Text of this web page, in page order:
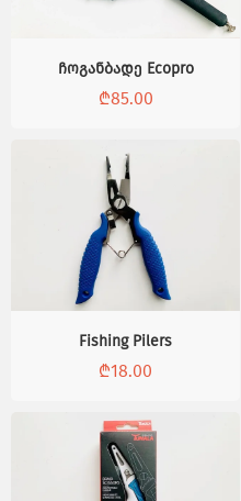
ჩოგანბადე Ecopro
₾85.00
Fishing Pilers
₾18.00